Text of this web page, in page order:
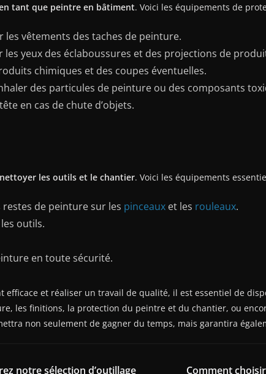
tant que peintre en bâtiment. Voici les équipements de
vêtements des taches de peinture.
yeux des éclaboussures et des projections de
chimiques et des coupes éventuelles.
des particules de peinture ou des composants
en cas de chute d’objets.
les outils et le chantier. Voici les équipements
de peinture sur les pinceaux et les rouleaux.
outils.
en toute sécurité.
et réaliser un travail de qualité, il est essentiel de
les finitions, la protection du peintre et du chantier, ou
non seulement de gagner du temps, mais garantira
notre sélection d’outillage Comment